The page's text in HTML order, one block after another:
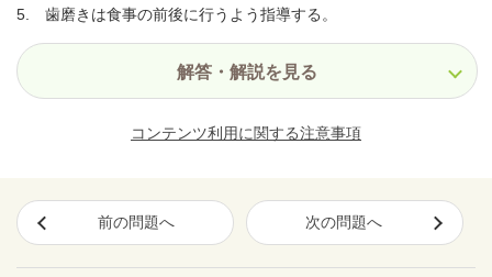
5. 歯磨きは食事の前後に行うよう指導する。
解答・解説を見る
コンテンツ利用に関する注意事項
前の問題へ 次の問題へ